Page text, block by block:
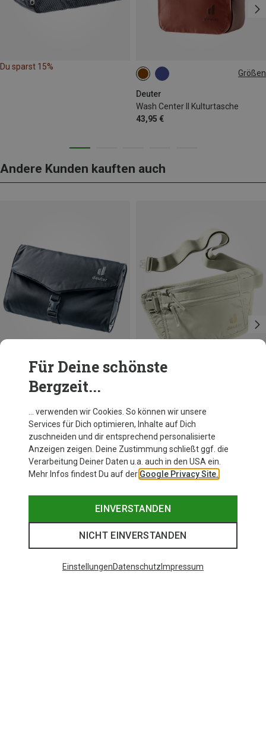
Du sparst 15%
Größen
Deuter
Wash Center II Kulturtasche
43,95 €
ONE SIZE
Andere Kunden kauften auch
Wash Bag II Kulturtasche
ONE SIZE
Für Deine schönste
Bergzeit...
… verwenden wir Cookies. So können wir unsere
Services für Dich optimieren, Inhalte auf Dich
zuschneiden und dir entsprechend personalisierte
Anzeigen zeigen. Deine Zustimmung schließt ggf. die
Verarbeitung Deiner Daten u.a. auch in den USA ein.
Mehr Infos findest Du auf der Google Privacy Site.
EINVERSTANDEN
NICHT EINVERSTANDEN
EinstellungenDatenschutz Impressum